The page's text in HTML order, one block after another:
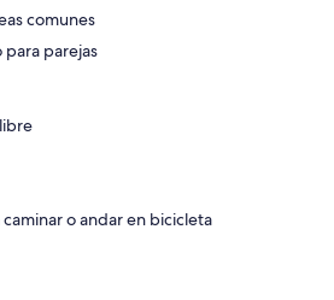
comunes
para parejas
o andar en bicicleta